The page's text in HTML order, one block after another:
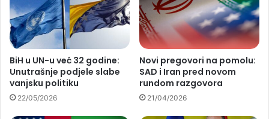
BiH u UN-u već 32 godine:
Unutrašnje podjele slabe
vanjsku politiku
22/05/2026
Novi pregovori na pomolu:
SAD i Iran pred novom
rundom razgovora
21/04/2026